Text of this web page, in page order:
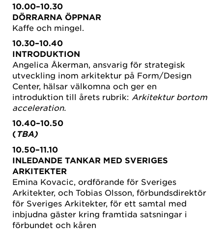
10.00–10.30
DÖRRARNA ÖPPNAR
Kaffe och mingel.
10.30–10.40
INTRODUKTION
Angelica Åkerman, ansvarig för strategisk
utveckling inom arkitektur på Form/Design
Center, hälsar välkomna och ger en
introduktion till årets rubrik: Arkitektur bortom
acceleration.
10.40–10.50
( TBA)
10.50–11.10
INLEDANDE TANKAR MED SVERIGES
ARKITEKTER
Emina Kovacic, ordförande för Sveriges
Arkitekter, och Tobias Olsson, förbundsdirektör
för Sveriges Arkitekter, för ett samtal med
inbjudna gäster kring framtida satsningar i
förbundet och kåren